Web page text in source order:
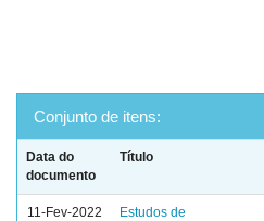
Conjunto de itens:
Data do
documento
Título
11-Fev-2022
Estudos de